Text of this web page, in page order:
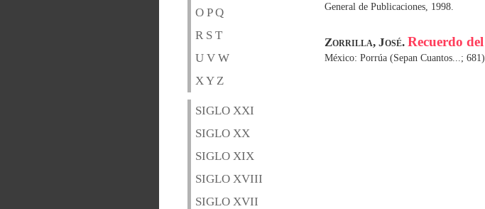
O P Q
R S T
U V W
X Y Z
SIGLO XXI
SIGLO XX
SIGLO XIX
SIGLO XVIII
SIGLO XVII
General de Publicaciones, 1998.
Zorrilla, José. Recuerdo
México: Porrúa (Sepan Cuantos...;